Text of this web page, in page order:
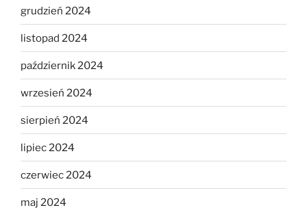
grudzień 2024
listopad 2024
październik 2024
wrzesień 2024
sierpień 2024
lipiec 2024
czerwiec 2024
maj 2024